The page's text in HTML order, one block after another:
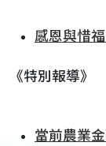
感恩與惜
《特別報導》
當前農業